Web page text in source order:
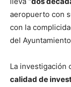
aeropuerto con
con la
del
La investigación
calidad de